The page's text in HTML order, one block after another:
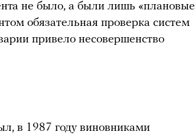
не было, а были лишь «плановые
обязательная проверка систем
привело несовершенство
в 1987 году виновниками